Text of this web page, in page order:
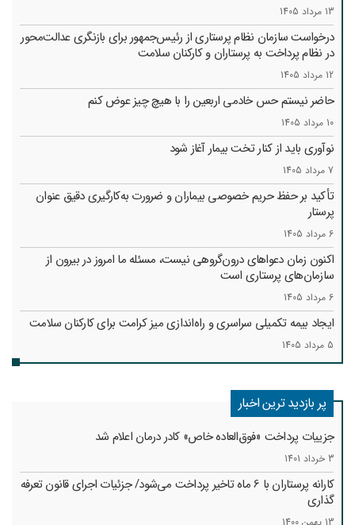
13 مرداد 1405
درخواست سازمان نظام پرستاری از رئیس‌جمهور برای بازنگری عدالت‌محور
در نظام پرداخت به پرستاران و کارکنان سلامت
12 مرداد 1405
حاضر نیستم حس خادمی اربعین را با هیچ چیز عوض کنم
10 مرداد 1405
نوآوری باید از کنار تخت بیمار آغاز شود
7 مرداد 1405
تأکید بر حفظ حریم خصوصی بیماران و ضرورت به‌کارگیری دقیق عنوان
پرستار
6 مرداد 1405
اکنون زمان دعواهای درون‌گروهی نیست، مسئله ما امروز در بیرون از
سازمان‌های پرستاری است
6 مرداد 1405
ایجاد بیمه تکمیلی سراسری و راه‌اندازی میز کرامت برای کارکنان سلامت
5 مرداد 1405
پر بازدید ترین اخبار
جزییات پرداخت «فوق‌العاده خاص» کادر درمان اعلام شد
3 خرداد 1401
کارانه‌ پرستاران با 6 ماه تاخیر پرداخت می‌شود/ جزئیات اجرای قانون تعرفه
گذاری